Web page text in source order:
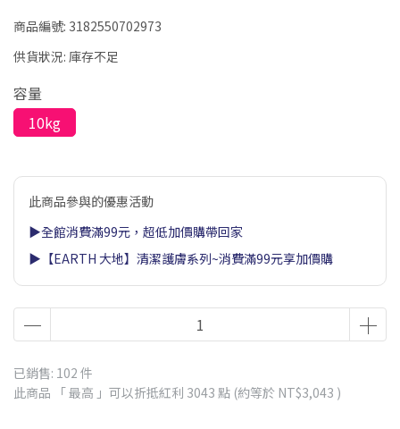
商品編號: 3182550702973
供貨狀況: 庫存不足
容量
10kg
此商品參與的優惠活動
▶全館消費滿99元，超低加價購帶回家
▶【EARTH 大地】清潔護膚系列~消費滿99元享加價購
已銷售: 102 件
此商品 「 最高 」可以折抵紅利 3043 點 (約等於 NT$3,043 )